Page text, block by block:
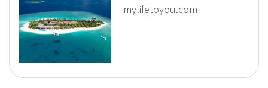
mylifetoyou.com